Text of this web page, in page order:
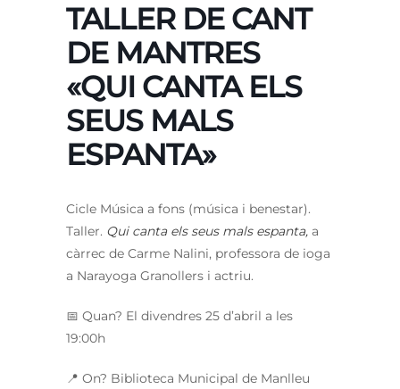
TALLER DE CANT
DE MANTRES
«QUI CANTA ELS
SEUS MALS
ESPANTA»
Cicle Música a fons (música i benestar).
Taller. Qui canta els seus mals espanta, a
càrrec de Carme Nalini, professora de ioga
a Narayoga Granollers i actriu.
📅 Quan? El divendres 25 d’abril a les
19:00h
📍 On? Biblioteca Municipal de Manlleu